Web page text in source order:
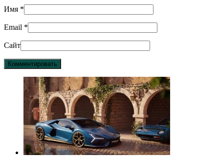
Имя *
Email *
Сайт